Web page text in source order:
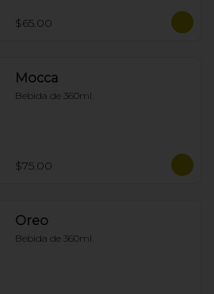
$65.00
Mocca
Bebida de 360ml.
$75.00
Oreo
Bebida de 360ml.